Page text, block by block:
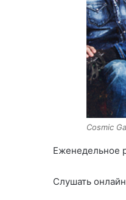
Cosmic
Еженедельное
Слушать